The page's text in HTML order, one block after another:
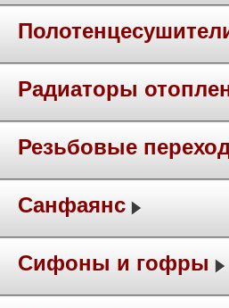
Радиаторы
Резьбовые
Санфаянс
Сифоны и гофры